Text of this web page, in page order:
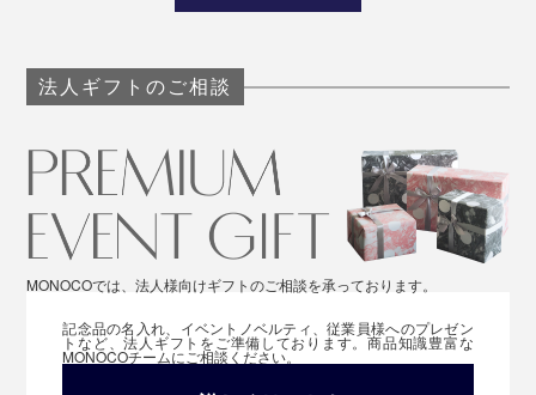
法人ギフトのご相談
MONOCOでは、法人様向けギフトのご相談を承っております。
記念品の名入れ、イベントノベルティ、従業員様へのプレゼン
トなど、法人ギフトをご準備しております。商品知識豊富な
MONOCOチームにご相談ください。